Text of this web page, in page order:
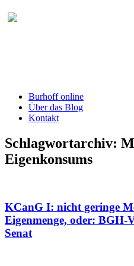
Burhoff online
Über das Blog
Kontakt
Schlagwortarchiv:
Eigenkonsums
KCanG I: nicht geringe
Eigenmenge, oder: BGH-
Senat